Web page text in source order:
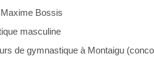
Bossis
masculine
de gymnastique à Montaigu